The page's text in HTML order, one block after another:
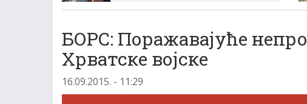
БОРС: Поражавајуће
Хрватске војске
16.09.2015. - 11:29